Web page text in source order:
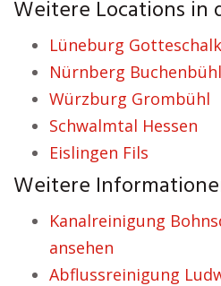
Weitere Locations in
Lüneburg
Nürnberg Buchenbühl
Würzburg Grombühl
Schwalmtal Hessen
Eislingen Fils
Weitere
Kanalreinigung
ansehen
Abflussreinigung